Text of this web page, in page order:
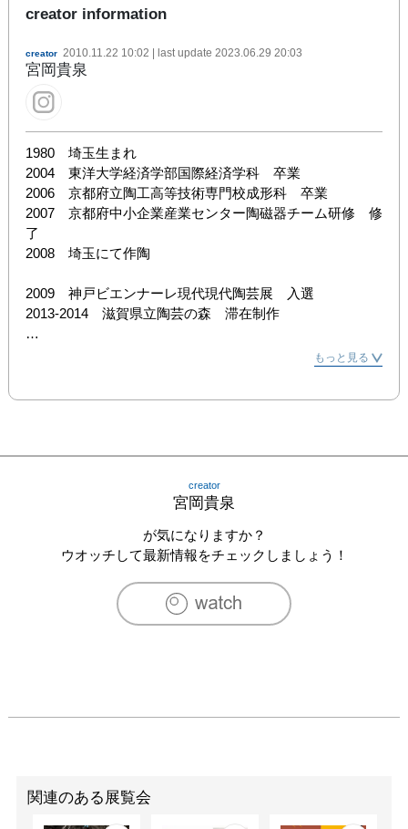
creator information
creator 2010.11.22 10:02 | last update 2023.06.29 20:03
宮岡貴泉
1980　埼玉生まれ
2004　東洋大学経済学部国際経済学科　卒業
2006　京都府立陶工高等技術専門校成形科　卒業
2007　京都府中小企業産業センター陶磁器チーム研修　修
了
2008　埼玉にて作陶
2009　神戸ビエンナーレ現代現代陶芸展　入選
2013-2014　滋賀県立陶芸の森　滞在制作
京
2014　「宮岡貴泉個展」　京都高島屋アートサロン/京都
2015　「宮岡貴泉個展」　器○□ / 東京
2016　「宮岡貴泉個展」　西武所沢美術画廊/埼玉
2016　「宮岡貴泉個展」　ギャラリー青凛/東京
2018　「宮岡貴泉個展」　新宿高島屋美術画廊/東京
2010　ギャラリーknock knock(埼玉)　コラボ展
2012　「ニューセラミック陶京」Shibuya355
もっと見る
creator
宮岡貴泉
が気になりますか？
ウオッチして最新情報をチェックしましょう！
関連のある展覧会